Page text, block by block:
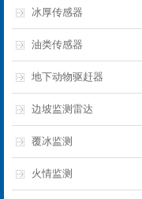
冰厚传感器
油类传感器
地下动物驱赶器
边坡监测雷达
覆冰监测
火情监测